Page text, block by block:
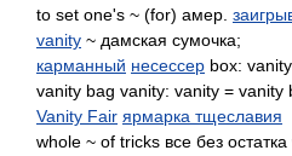
to set one's ~ (for) амер.
vanity ~ дамская сумочка;
карманный несессер box:
vanity bag vanity: vanity = vanity
Vanity Fair ярмарка тщеславия
whole ~ of tricks все без